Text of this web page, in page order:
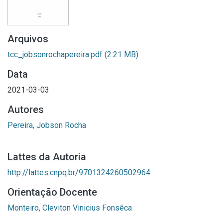
Arquivos
tcc_jobsonrochapereira.pdf (2.21 MB)
Data
2021-03-03
Autores
Pereira, Jobson Rocha
Lattes da Autoria
http://lattes.cnpq.br/9701324260502964
Orientação Docente
Monteiro, Cleviton Vinicius Fonsêca